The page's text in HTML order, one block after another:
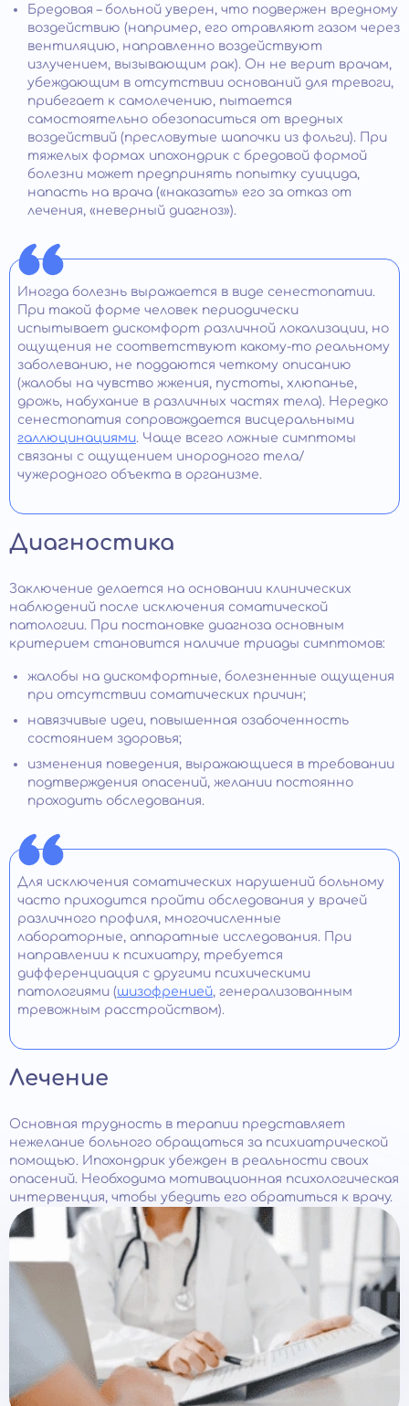
Бредовая – больной уверен, что подвержен вредному
воздействию (например, его отравляют газом через
вентиляцию, направленно воздействуют
излучением, вызывающим рак). Он не верит врачам,
убеждающим в отсутствии оснований для тревоги,
прибегает к самолечению, пытается
самостоятельно обезопаситься от вредных
воздействий (пресловутые шапочки из фольги). При
тяжелых формах ипохондрик с бредовой формой
болезни может предпринять попытку суицида,
напасть на врача («наказать» его за отказ от
лечения, «неверный диагноз»).
Иногда болезнь выражается в виде сенестопатии.
При такой форме человек периодически
испытывает дискомфорт различной локализации, но
ощущения не соответствуют какому-то реальному
заболеванию, не поддаются четкому описанию
(жалобы на чувство жжения, пустоты, хлюпанье,
дрожь, набухание в различных частях тела). Нередко
сенестопатия сопровождается висцеральными
галлюцинациями. Чаще всего ложные симптомы
связаны с ощущением инородного тела/
чужеродного объекта в организме.
Диагностика
Заключение делается на основании клинических
наблюдений после исключения соматической
патологии. При постановке диагноза основным
критерием становится наличие триады симптомов:
жалобы на дискомфортные, болезненные ощущения
при отсутствии соматических причин;
навязчивые идеи, повышенная озабоченность
состоянием здоровья;
изменения поведения, выражающиеся в требовании
подтверждения опасений, желании постоянно
проходить обследования.
Для исключения соматических нарушений больному
часто приходится пройти обследования у врачей
различного профиля, многочисленные
лабораторные, аппаратные исследования. При
направлении к психиатру, требуется
дифференциация с другими психическими
патологиями (шизофренией, генерализованным
тревожным расстройством).
Лечение
Основная трудность в терапии представляет
нежелание больного обращаться за психиатрической
помощью. Ипохондрик убежден в реальности своих
опасений. Необходима мотивационная психологическая
интервенция, чтобы убедить его обратиться к врачу.